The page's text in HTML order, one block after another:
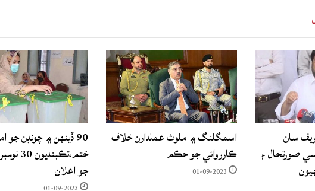
سان
صورتحال ۽
اسمگلنگ ۾ ملوث عملدارن خلاف
ڪارروائي جو حڪم
01-09-2023
90 ڏينهن ۾ چونڊن جو
جو اعلان